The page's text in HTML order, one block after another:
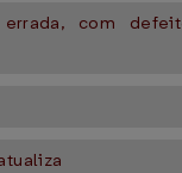
com